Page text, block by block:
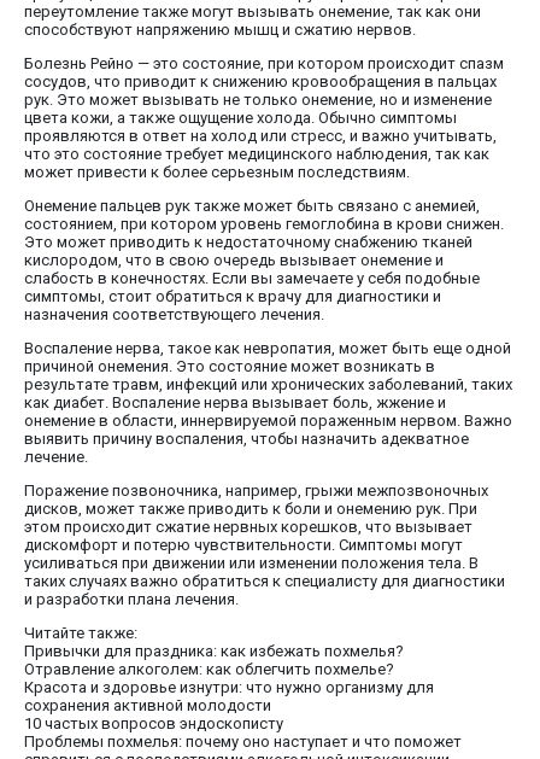
переутомление также могут вызывать онемение, так как они
способствуют напряжению мышц и сжатию нервов.
Болезнь Рейно — это состояние, при котором происходит спазм
сосудов, что приводит к снижению кровообращения в пальцах
рук. Это может вызывать не только онемение, но и изменение
цвета кожи, а также ощущение холода. Обычно симптомы
проявляются в ответ на холод или стресс, и важно учитывать,
что это состояние требует медицинского наблюдения, так как
может привести к более серьезным последствиям.
Онемение пальцев рук также может быть связано с анемией,
состоянием, при котором уровень гемоглобина в крови снижен.
Это может приводить к недостаточному снабжению тканей
кислородом, что в свою очередь вызывает онемение и
слабость в конечностях. Если вы замечаете у себя подобные
симптомы, стоит обратиться к врачу для диагностики и
назначения соответствующего лечения.
Воспаление нерва, такое как невропатия, может быть еще одной
причиной онемения. Это состояние может возникать в
результате травм, инфекций или хронических заболеваний, таких
как диабет. Воспаление нерва вызывает боль, жжение и
онемение в области, иннервируемой пораженным нервом. Важно
выявить причину воспаления, чтобы назначить адекватное
лечение.
Поражение позвоночника, например, грыжи межпозвоночных
дисков, может также приводить к боли и онемению рук. При
этом происходит сжатие нервных корешков, что вызывает
дискомфорт и потерю чувствительности. Симптомы могут
усиливаться при движении или изменении положения тела. В
таких случаях важно обратиться к специалисту для диагностики
и разработки плана лечения.
Читайте также:
Привычки для праздника: как избежать похмелья?
Отравление алкоголем: как облегчить похмелье?
Красота и здоровье изнутри: что нужно организму для
сохранения активной молодости
10 частых вопросов эндоскописту
Проблемы похмелья: почему оно наступает и что поможет